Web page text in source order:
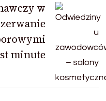
w
minute